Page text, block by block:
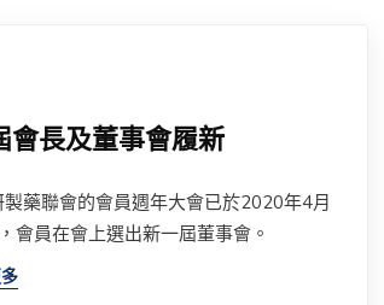
會長及董事會履新
藥聯會的會員週年大會已於2020年4月
會員在會上選出新一屆董事會。